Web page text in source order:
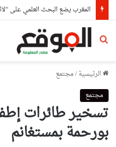
بحث عن
الرئيسية/مجتمع
مجتمع
تسخير طائرات
بورحمة بمستغانم